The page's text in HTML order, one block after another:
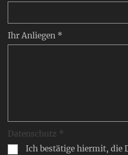
Ihr Anliegen *
Datenschutz *
Ich bestätige hiermit, die